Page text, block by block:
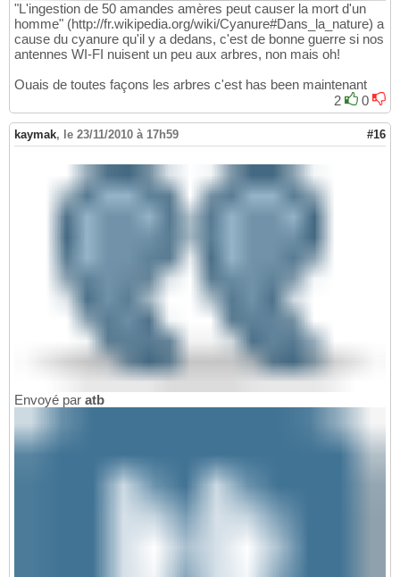
"L'ingestion de 50 amandes amères peut causer la mort d'un
homme" (http://fr.wikipedia.org/wiki/Cyanure#Dans_la_nature) a
cause du cyanure qu'il y a dedans, c'est de bonne guerre si nos
antennes WI-FI nuisent un peu aux arbres, non mais oh!
Ouais de toutes façons les arbres c'est has been maintenant
2
0
kaymak, le 23/11/2010 à 17h59 #16
Envoyé par atb